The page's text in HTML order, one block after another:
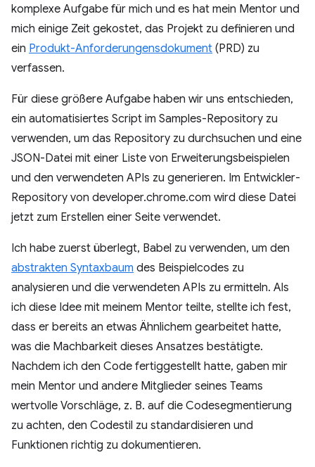
komplexe Aufgabe für mich und es hat mein Mentor und
mich einige Zeit gekostet, das Projekt zu definieren und
ein Produkt-Anforderungensdokument (PRD) zu
verfassen.
Für diese größere Aufgabe haben wir uns entschieden,
ein automatisiertes Script im Samples-Repository zu
verwenden, um das Repository zu durchsuchen und eine
JSON-Datei mit einer Liste von Erweiterungsbeispielen
und den verwendeten APIs zu generieren. Im Entwickler-
Repository von developer.chrome.com wird diese Datei
jetzt zum Erstellen einer Seite verwendet.
Ich habe zuerst überlegt, Babel zu verwenden, um den
abstrakten Syntaxbaum des Beispielcodes zu
analysieren und die verwendeten APIs zu ermitteln. Als
ich diese Idee mit meinem Mentor teilte, stellte ich fest,
dass er bereits an etwas Ähnlichem gearbeitet hatte,
was die Machbarkeit dieses Ansatzes bestätigte.
Nachdem ich den Code fertiggestellt hatte, gaben mir
mein Mentor und andere Mitglieder seines Teams
wertvolle Vorschläge, z. B. auf die Codesegmentierung
zu achten, den Codestil zu standardisieren und
Funktionen richtig zu dokumentieren.